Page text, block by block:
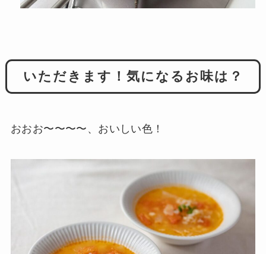
いただきます！気になるお味は？
おおお〜〜〜〜、おいしい色！